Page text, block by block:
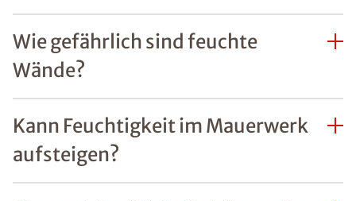
Wie gefährlich sind feuchte
Wände?
Kann Feuchtigkeit im Mauerwerk
aufsteigen?